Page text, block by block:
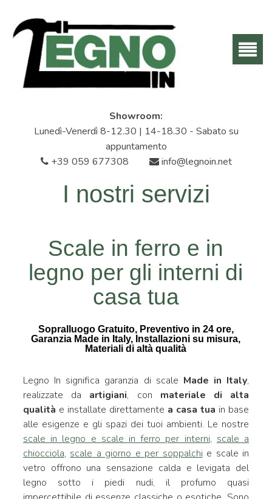
Showroom:
Lunedì-Venerdì 8-12.30 | 14-18.30 - Sabato su
appuntamento
+39 059 677308
info@legnoin.net
I nostri servizi
Scale in ferro e in
legno per gli interni di
casa tua
Sopralluogo Gratuito, Preventivo in 24 ore,
Garanzia Made in Italy, Installazioni su misura,
Materiali di altà qualità
Legno In significa garanzia di scale Made in Italy,
realizzate da artigiani, con materiale di alta
qualità e installate direttamente a casa tua in base
alle esigenze e gli spazi dei tuoi ambienti. Le nostre
scale in legno e scale in ferro per interni, scale a
chiocciola, scale a giorno e per soppalchie scale in
vetro offrono una sensazione calda e levigata del
legno sotto i piedi nudi, il profumo quasi